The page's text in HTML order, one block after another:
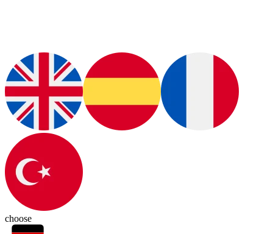
choose